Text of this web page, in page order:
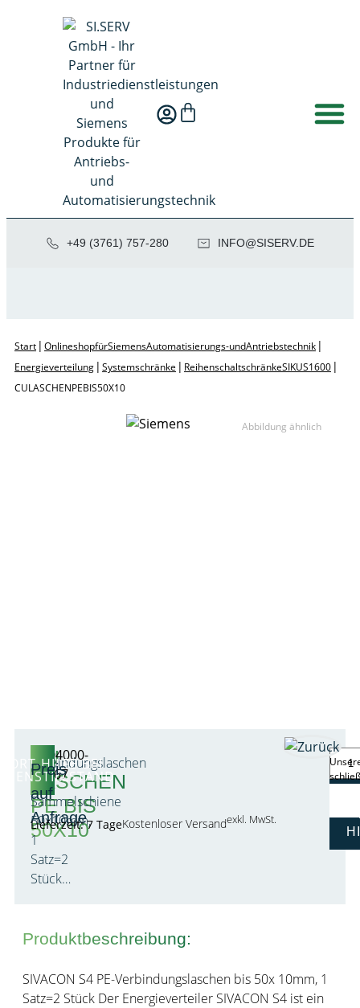
+49 (3761) 757-280 ED.VRE
SIS@OF
NI
Start | Onlineshop für Siemens Automatisierungs- und Antriebstechnik |
Energieverteilung | Systemschränke | Reihenschaltschränke SIKUS 1600 |
CU LASCHEN PE BIS 50X10
Abbildung ähnlich
CU
LASCHEN
PE BIS
50X10
8PQ4000-
0BA67
Verbindungslaschen
PE
Sammelschiene
50x10mm,
1
Satz=2
Stück…
HILFE BEI
Preis
auf
Anfrage
Lieferzeit: 7 TageKostenloser Versandexkl. MwSt.
Produktbeschreibung:
SIVACON S4 PE-Verbindungslaschen bis 50x 10mm, 1
Satz=2 Stück Der Energieverteiler SIVACON S4 ist ein